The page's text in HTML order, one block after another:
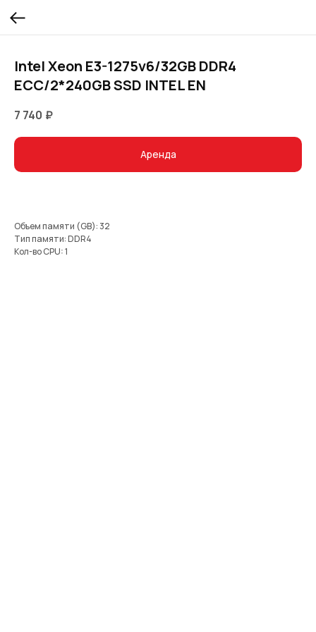
Intel Xeon E3-1275v6/32GB DDR4
ECC/2*240GB SSD INTEL EN
7 740 ₽
Аренда
Объем памяти (GB): 32
Тип памяти: DDR4
Кол-во CPU: 1